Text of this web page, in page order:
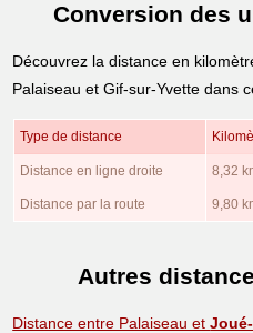
Conversion des
Découvrez la distance en
Palaiseau et Gif-sur-Yvette dans
Type de distance
Distance en ligne droite 8,32
Distance par la route 9,80
Autres
Distance entre Palaiseau et